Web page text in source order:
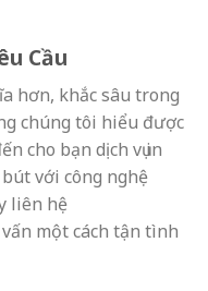
Cầu
hơn, khắc sâu trong
chúng tôi hiểu được
cho bạn dịch vụ in
với công nghệ
liên hệ
một cách tận tình